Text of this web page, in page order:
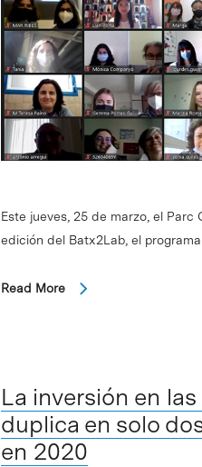
Este jueves, 25 de marzo, el
edición del Batx2Lab, el
Read More
La inversión en
duplica en solo
en 2020